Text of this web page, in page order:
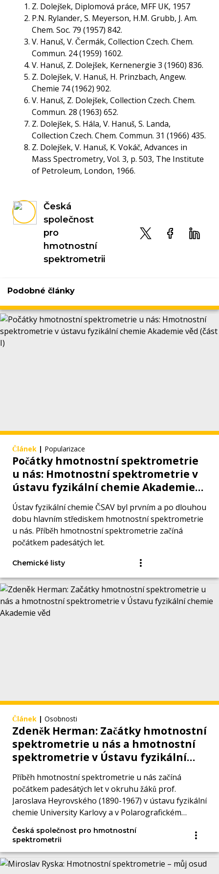
Z. Dolejšek, Diplomová práce, MFF UK, 1957
P.N. Rylander, S. Meyerson, H.M. Grubb, J. Am.
Chem. Soc. 79 (1957) 842.
V. Hanuš, V. Čermák, Collection Czech. Chem.
Commun. 24 (1959) 1602.
V. Hanuš, Z. Dolejšek, Kernenergie 3 (1960) 836.
Z. Dolejšek, V. Hanuš, H. Prinzbach, Angew.
Chemie 74 (1962) 902.
V. Hanuš, Z. Dolejšek, Collection Czech. Chem.
Commun. 28 (1963) 652.
Z. Dolejšek, S. Hála, V. Hanuš, S. Landa,
Collection Czech. Chem. Commun. 31 (1966) 435.
Z. Dolejšek, V. Hanuš, K. Vokáč, Advances in
Mass Spectrometry, Vol. 3, p. 503, The Institute
of Petroleum, London, 1966.
Česká
společnost
pro
hmotnostní
spektrometrii
Podobné články
Článek | Popularizace
Počátky hmotnostní spektrometrie
u nás: Hmotnostní spektrometrie v
ústavu fyzikální chemie Akademie
věd (část I)
Ústav fyzikální chemie ČSAV byl prvním a po dlouhou
dobu hlavním střediskem hmotnostní spektrometrie
u nás. Příběh hmotnostní spektrometrie začíná
počátkem padesátých let.
Chemické listy
Článek | Osobnosti
Zdeněk Herman: Začátky hmotnostní
spektrometrie u nás a hmotnostní
spektrometrie v Ústavu fyzikální
Příběh hmotnostní spektrometrie u nás začíná
počátkem padesátých let v okruhu žáků prof.
Jaroslava Heyrovského (1890-1967) v ústavu fyzikální
chemie University Karlovy a v Polarografickém
ústavu.
Česká společnost pro hmotnostní
spektrometrii